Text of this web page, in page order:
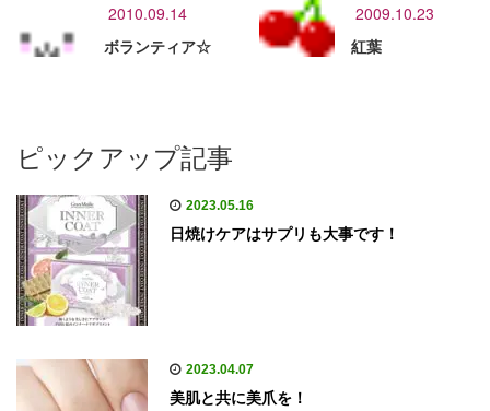
2010.09.14
ボランティア☆
2009.10.23
紅葉
ピックアップ記事
2023.05.16
日焼けケアはサプリも大事です！
2023.04.07
美肌と共に美爪を！